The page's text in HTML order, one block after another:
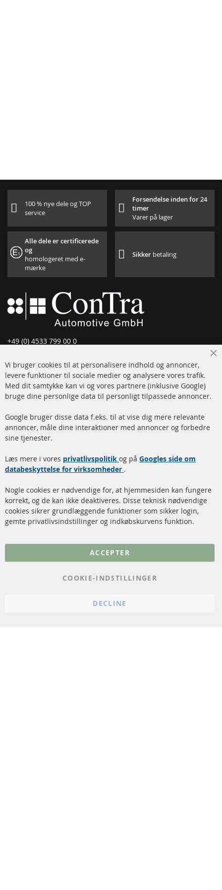
100 % nye dele og TOP
service
Forsendelse inden for 24
timer
Varer på lager
Alle dele er certificerede
og
homologeret med e-
mærke
Sikker betaling
+49 (0) 4533 799 00 0
info@contra-automotive.de
www.contra-automotive.de
Facebook
Instagram
Hurtige links
Dieselpartikelfilter (DPF)
rengøring
Katalysator (KAT)
Sensorer
FAQ
Kundeservice
Betalingsmetoder
Kontakt
Vi bruger cookies til at personalisere indhold og annoncer,
levere funktioner til sociale medier og analysere vores trafik.
Med dit samtykke kan vi og vores partnere (inklusive Google)
bruge dine personlige data til personligt tilpassede annoncer.
Google bruger disse data f.eks. til at vise dig mere relevante
annoncer, måle dine interaktioner med annoncer og forbedre
sine tjenester.
Læs mere i vores privatlivspolitik og på Googles side om
databeskyttelse for virksomheder .
Nogle cookies er nødvendige for, at hjemmesiden kan fungere
korrekt, og de kan ikke deaktiveres. Disse teknisk nødvendige
cookies sikrer grundlæggende funktioner som sikker login,
gemte privatlivsindstillinger og indkøbskurvens funktion.
ACCEPTER
COOKIE-INDSTILLINGER
DECLINE